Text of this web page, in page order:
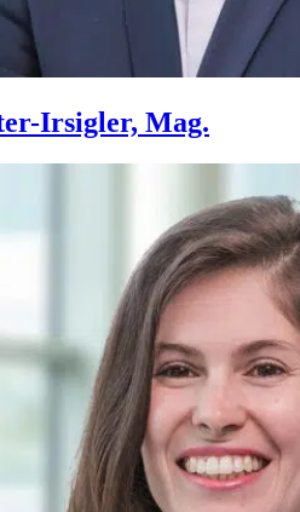
Irsigler, Mag.